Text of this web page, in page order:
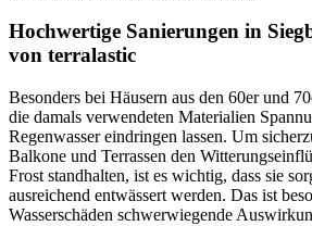
Hochwertige Sanierungen in
von terralastic
Besonders bei Häusern aus den 60er und
die damals verwendeten Materialien
Regenwasser eindringen lassen. Um
Balkone und Terrassen den
Frost standhalten, ist es wichtig, dass sie
ausreichend entwässert werden. Das ist
Wasserschäden schwerwiegende